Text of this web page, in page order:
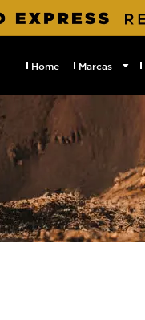
Home Marcas